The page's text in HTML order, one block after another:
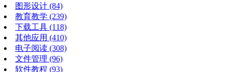
图形设计 (84)
教育教学 (239)
下载工具 (118)
其他应用 (410)
电子阅读 (308)
文件管理 (96)
软件教程 (93)